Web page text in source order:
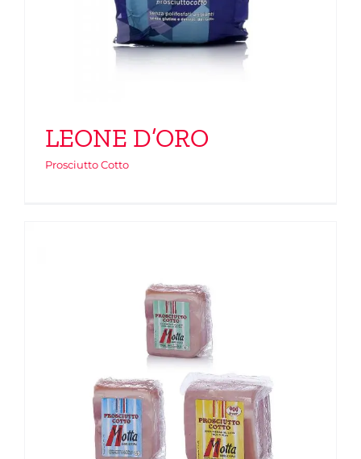
LEONE D’ORO
Prosciutto Cotto